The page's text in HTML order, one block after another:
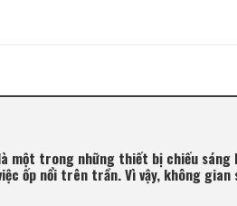
một trong những thiết bị chiếu sáng
ốp nổi trên trần. Vì vậy, không